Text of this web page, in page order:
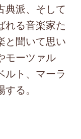
典派、そして
れる音楽家た
と聞いて思い
モーツァル
ルト、マーラ
る。